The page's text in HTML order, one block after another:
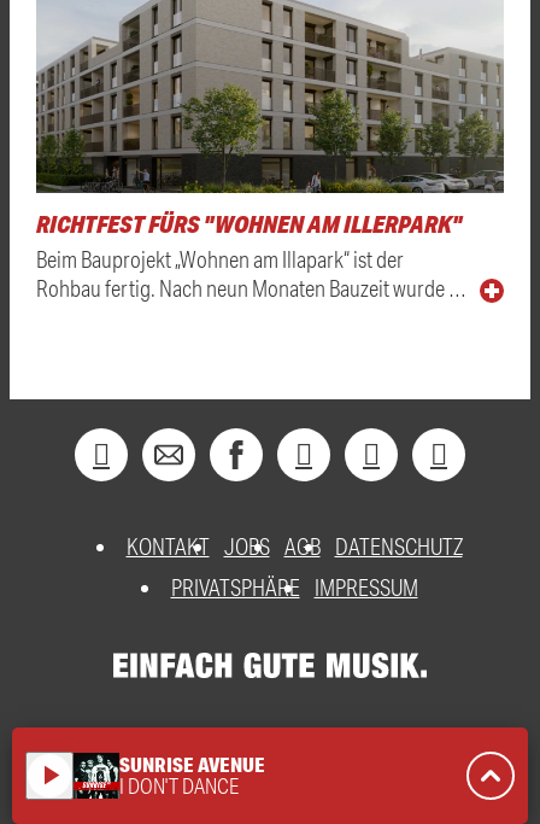
RICHTFEST FÜRS "WOHNEN AM ILLERPARK"
Beim Bauprojekt „Wohnen am Illapark“ ist der
Rohbau fertig. Nach neun Monaten Bauzeit wurde …
KONTAKT JOBS AGB DATENSCHUTZ
PRIVATSPHÄRE
IMPRESSUM
play_arrow SUNRISE AVENUE
I DON'T DANCE